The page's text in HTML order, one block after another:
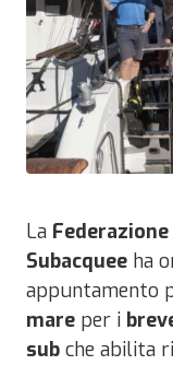
La
Subacquee ha
appuntamento
mare per i
sub che abilita